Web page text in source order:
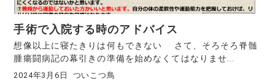
手術で入院する時のアドバイス
想像以上に寝たきりは何もできない さて、そろそろ脊髄
腫瘍闘病記の幕引きの準備を始めなくてはなりませ...
2024年3月6日 ついこつ鳥